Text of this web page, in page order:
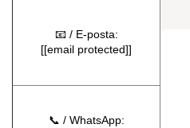
📧 / E-posta:
[[email protected]]
📞 / WhatsApp: